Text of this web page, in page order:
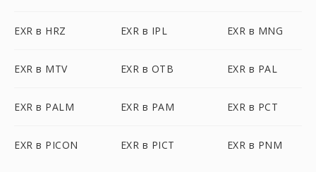
EXR в HRZ EXR в IPL EXR в MNG
EXR в MTV EXR в OTB EXR в PAL
EXR в PALM EXR в PAM EXR в PCT
EXR в PICON EXR в PICT EXR в PNM